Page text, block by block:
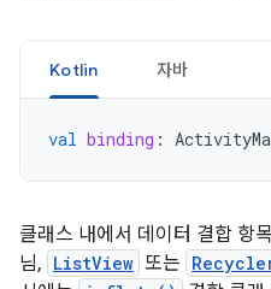
Kotlin 자바
val binding :
클래스 내에서 데이터 결합 항
님, ListView 또는